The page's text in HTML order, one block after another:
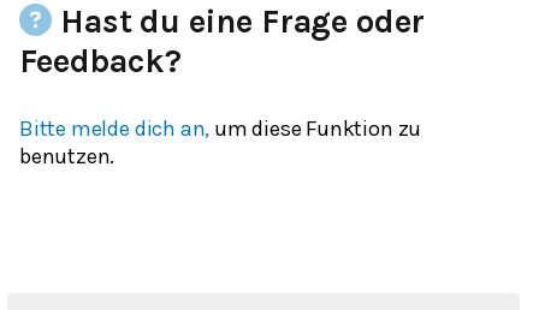
Hast du eine Frage oder
Feedback?
Bitte melde dich an, um diese Funktion zu
benutzen.